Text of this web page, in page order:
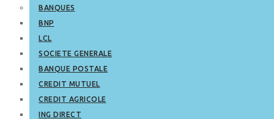
BANQUES
BNP
LCL
SOCIETE GENERALE
BANQUE POSTALE
CREDIT MUTUEL
CREDIT AGRICOLE
ING DIRECT